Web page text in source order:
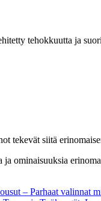
tehokkuutta ja
tekevät siitä
ominaisuuksia
– Parhaat valinnat